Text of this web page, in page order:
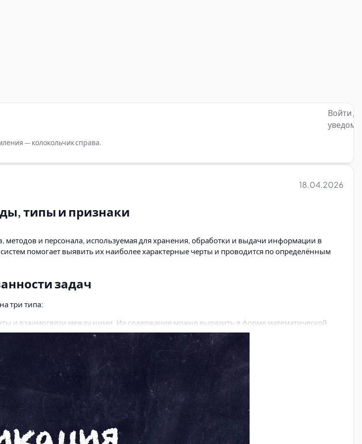
— колокольчик справа.
Войти
18.04.2026
типы и признаки
методов и персонала, используемая для хранения, обработки и выдачи информации в
помогает выявить их наиболее характерные черты и проводится по определённым
задач
три типа:
и взаимосвязи между ними. Их содержание можно выразить в форме математической
выделить элементы и установить связи. Решение таких задач связано с большими
алгоритма.
и связей между ними.
на два вида:
на обработку данных (поиск, сортировку, агрегирование, фильтрацию) и
к информации в базе данных и её частичную обработку.